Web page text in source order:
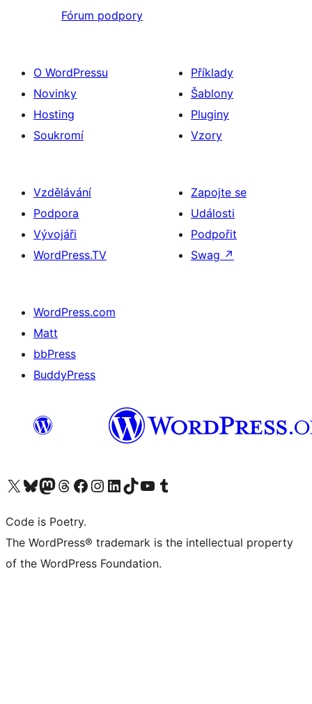
Fórum podpory
O WordPressu
Novinky
Hosting
Soukromí
Příklady
Šablony
Pluginy
Vzory
Vzdělávání
Podpora
Vývojáři
WordPress.TV
Zapojte se
Události
Podpořit
Swag ↗
WordPress.com
Matt
bbPress
BuddyPress
Navštivte náš účet na X (dříve Twitter)
Navštivte náš Bluesky účetNavštivte náš účet Mastodon
Navštivte náš Threads účetNavštivte naši stránku na Facebooku
Navštivte náš Instagram účetNavštivte náš LinkedIn účetNavštivte náš TikTok účetNavštivte náš YouTube kanálNavštivte náš Tumblr účet
Code is Poetry.
The WordPress® trademark is the intellectual property
of the WordPress Foundation.